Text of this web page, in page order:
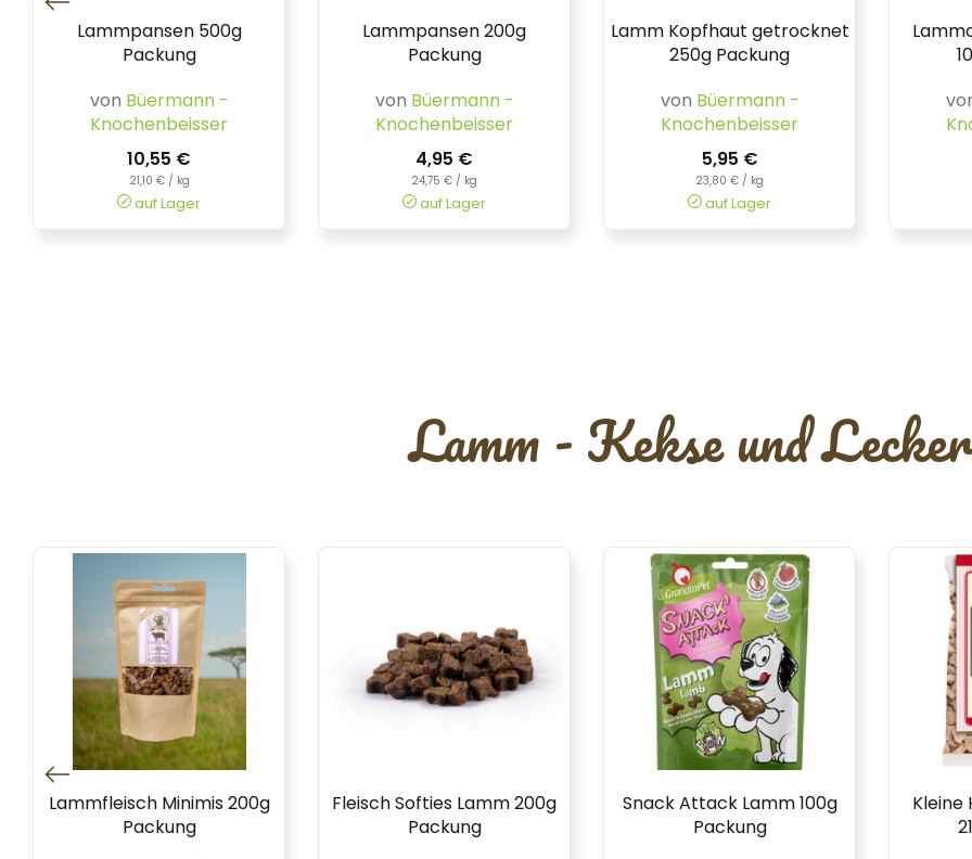
Lammpansen 500g
Packung
von Büermann -
Knochenbeisser
10,55 €
21,10 € / kg
auf Lager
Lammpansen 200g
Packung
von Büermann -
Knochenbeisser
4,95 €
24,75 € / kg
auf Lager
Lamm Kopfhaut getrocknet
250g Packung
von Büermann -
Knochenbeisser
5,95 €
23,80 € / kg
auf Lager
Lamm - Kekse und
Lammfleisch Minimis 200g
Packung
Fleisch Softies Lamm 200g
Packung
Snack Attack Lamm 100g
Packung
Kleine